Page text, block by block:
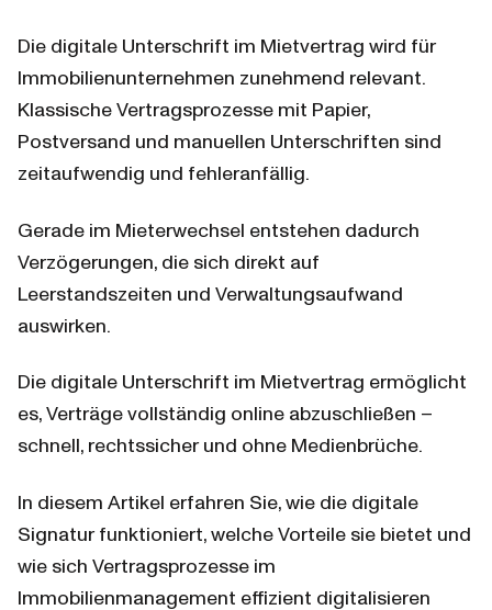
Die digitale Unterschrift im Mietvertrag wird für
Immobilienunternehmen zunehmend relevant.
Klassische Vertragsprozesse mit Papier,
Postversand und manuellen Unterschriften sind
zeitaufwendig und fehleranfällig.
Gerade im Mieterwechsel entstehen dadurch
Verzögerungen, die sich direkt auf
Leerstandszeiten und Verwaltungsaufwand
auswirken.
Die digitale Unterschrift im Mietvertrag ermöglicht
es, Verträge vollständig online abzuschließen –
schnell, rechtssicher und ohne Medienbrüche.
In diesem Artikel erfahren Sie, wie die digitale
Signatur funktioniert, welche Vorteile sie bietet und
wie sich Vertragsprozesse im
Immobilienmanagement effizient digitalisieren